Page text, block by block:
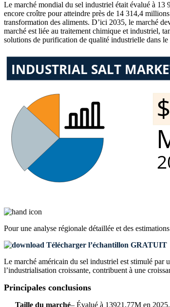
Le marché mondial du sel industriel était évalué à
encore croître pour atteindre près de 14 314,4
transformation des aliments. D’ici 2035, le marché
marché est liée au traitement chimique et industriel,
solutions de purification de qualité industrielle dans le
Pour une analyse régionale détaillée et des
Télécharger l’échantillon GRATUIT
Le marché américain du sel industriel est stimulé par
l’industrialisation croissante, contribuent à une
Principales conclusions
Taille du marché– Évalué à 13921,77M en